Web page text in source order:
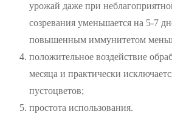
урожай даже при
созревания уменьшается на 5-7
повышенным иммунитетом
положительное воздействие
месяца и практически
пустоцветов;
простота использования.